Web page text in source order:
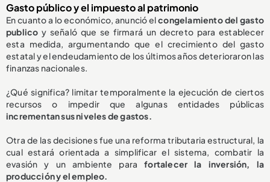
Gasto público y el impuesto al patrimonio
En cuanto a lo económico, anunció elcongelamiento del gasto
publico y señaló que se firmará un decreto para establecer
esta medida, argumentando que el crecimiento del gasto
estatal y el endeudamiento de los últimos años deterioraron las
finanzas nacionales.
¿Qué significa? limitar temporalmente la ejecución de ciertos
recursos o impedir que algunas entidades públicas
incrementan sus niveles de gastos.
Otra de las decisiones fue una reforma tributaria estructural, la
cual estará orientada a simplificar el sistema, combatir la
evasión y un ambiente parafortalecer la inversión, la
producción y el empleo.